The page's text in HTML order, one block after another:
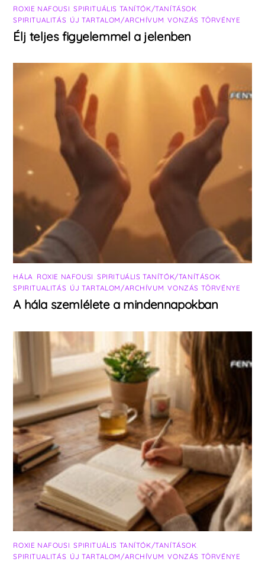
ROXIE NAFOUSI ,SPIRITUÁLIS TANÍTÓK/TANÍTÁSOK
SPIRITUALITÁS ÚJ TARTALOM/ARCHÍVUM ,VONZÁS TÖRVÉNYE
Élj teljes figyelemmel a jelenben
HÁLA ROXIE NAFOUSI SPIRITUÁLIS TANÍTÓK/TANÍTÁSOK
SPIRITUALITÁS ÚJ TARTALOM/ARCHÍVUM ,VONZÁS TÖRVÉNYE
A hála szemlélete a mindennapokban
ROXIE NAFOUSI ,SPIRITUÁLIS TANÍTÓK/TANÍTÁSOK
SPIRITUALITÁS ÚJ TARTALOM/ARCHÍVUM ,VONZÁS TÖRVÉNYE